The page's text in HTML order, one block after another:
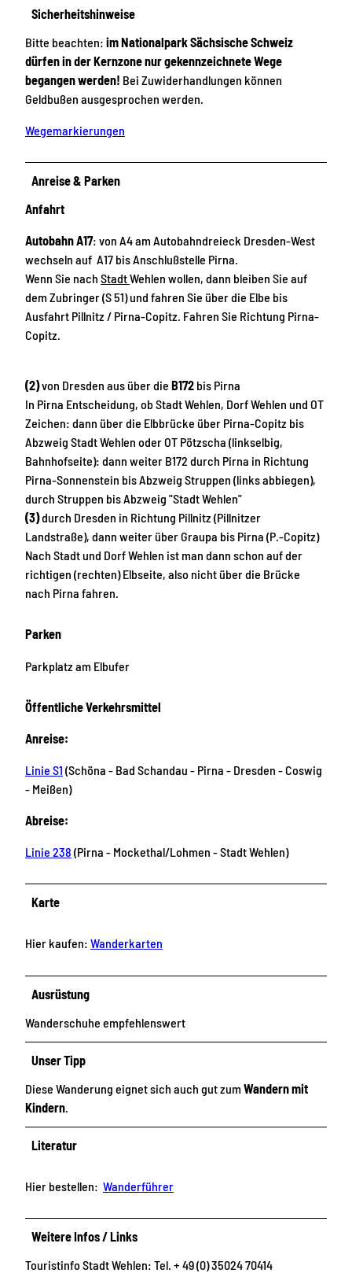
Sicherheitshinweise
Bitte beachten: im Nationalpark Sächsische Schweiz
dürfen in der Kernzone nur gekennzeichnete Wege
begangen werden! Bei Zuwiderhandlungen können
Geldbußen ausgesprochen werden.
Wegemarkierungen
Anreise & Parken
Anfahrt
Autobahn A17: von A4 am Autobahndreieck Dresden-West
wechseln auf A17 bis Anschlußstelle Pirna.
Wenn Sie nach StadtWehlen wollen, dann bleiben Sie auf
dem Zubringer (S 51) und fahren Sie über die Elbe bis
Ausfahrt Pillnitz / Pirna-Copitz. Fahren Sie Richtung Pirna-
Copitz.
(2)von Dresden aus über die B172 bis Pirna
In Pirna Entscheidung, ob Stadt Wehlen, Dorf Wehlen und OT
Zeichen: dann über die Elbbrücke über Pirna-Copitz bis
Abzweig Stadt Wehlen oder OT Pötzscha (linkselbig,
Bahnhofseite): dann weiter B172 durch Pirna in Richtung
Pirna-Sonnenstein bis Abzweig Struppen (links abbiegen),
durch Struppen bis Abzweig "Stadt Wehlen"
(3)durch Dresden in Richtung Pillnitz (Pillnitzer
Landstraße), dann weiter über Graupa bis Pirna (P.-Copitz)
Nach Stadt und Dorf Wehlen ist man dann schon auf der
richtigen (rechten) Elbseite, also nicht über die Brücke
nach Pirna fahren.
Parken
Parkplatz am Elbufer
Öffentliche Verkehrsmittel
Anreise:
Linie S1 (Schöna - Bad Schandau - Pirna - Dresden - Coswig
- Meißen)
Abreise:
Linie 238 (Pirna - Mockethal/Lohmen - Stadt Wehlen)
Karte
Hier kaufen: Wanderkarten
Ausrüstung
Wanderschuhe empfehlenswert
Unser Tipp
Diese Wanderung eignet sich auch gut zum Wandern mit
Kindern
Literatur
Hier bestellen: Wanderführer
Weitere Infos / Links
Touristinfo Stadt Wehlen: Tel. + 49 (0) 35024 70414